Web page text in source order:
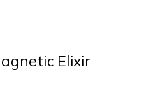
Elixir